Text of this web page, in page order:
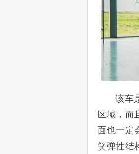
该车
区域，而
面也一定
簧弹性结